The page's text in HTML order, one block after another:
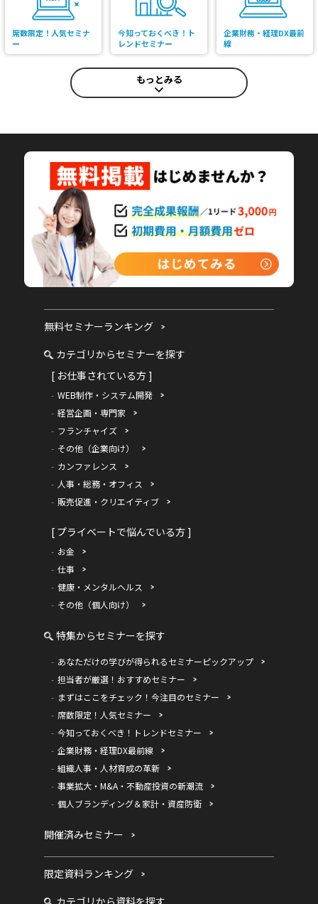
席数限定！人気セミナ
ー
今知っておくべき！ト
レンドセミナー
企業財務・経理DX最前
線
もっとみる
無料セミナーランキング
カテゴリからセミナーを探す
[ お仕事されている方 ]
WEB制作・システム開発
経営企画・専門家
フランチャイズ
その他（企業向け）
カンファレンス
人事・総務・オフィス
販売促進・クリエイティブ
[ プライベートで悩んでいる方 ]
お金
仕事
健康・メンタルヘルス
その他（個人向け）
特集からセミナーを探す
あなただけの学びが得られるセミナーピックアップ
担当者が厳選！おすすめセミナー
まずはここをチェック！今注目のセミナー
席数限定！人気セミナー
今知っておくべき！トレンドセミナー
企業財務・経理DX最前線
組織人事・人材育成の革新
事業拡大・M&A・不動産投資の新潮流
個人ブランディング＆家計・資産防衛
開催済みセミナー
限定資料ランキング
カテゴリから資料を探す